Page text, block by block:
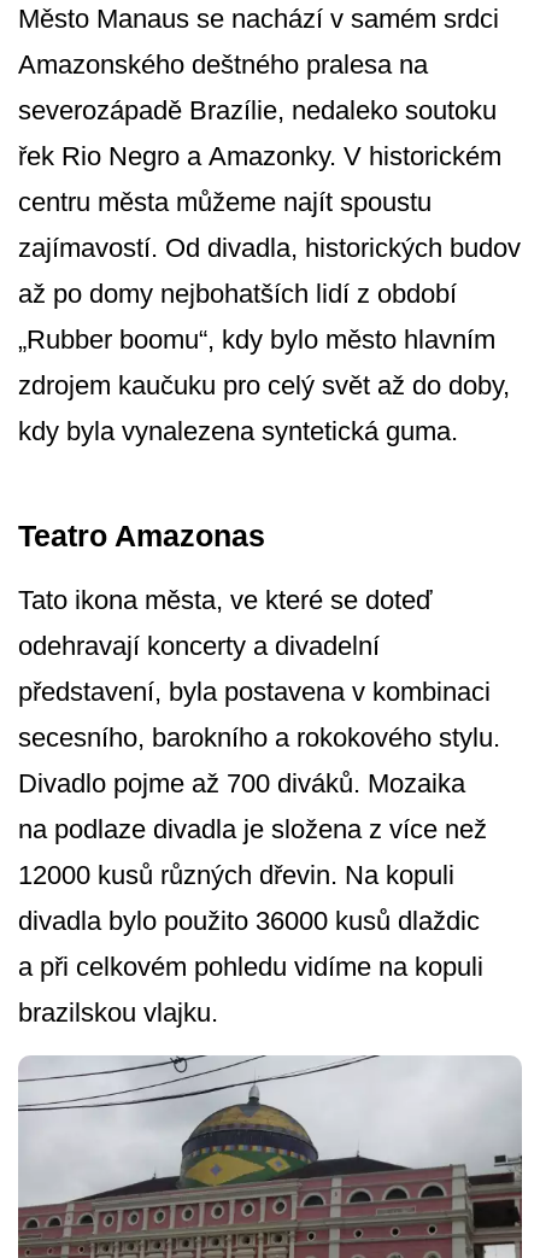
Město Manaus se nachází v samém srdci
Amazonského deštného pralesa na
severozápadě Brazílie, nedaleko soutoku
řek Rio Negro a Amazonky. V historickém
centru města můžeme najít spoustu
zajímavostí. Od divadla, historických budov
až po domy nejbohatších lidí z období
„Rubber boomu“, kdy bylo město hlavním
zdrojem kaučuku pro celý svět až do doby,
kdy byla vynalezena syntetická guma.
Teatro Amazonas
Tato ikona města, ve které se doteď
odehravají koncerty a divadelní
představení, byla postavena v kombinaci
secesního, barokního a rokokového stylu.
Divadlo pojme až 700 diváků. Mozaika
na podlaze divadla je složena z více než
12000 kusů různých dřevin. Na kopuli
divadla bylo použito 36000 kusů dlaždic
a při celkovém pohledu vidíme na kopuli
brazilskou vlajku.